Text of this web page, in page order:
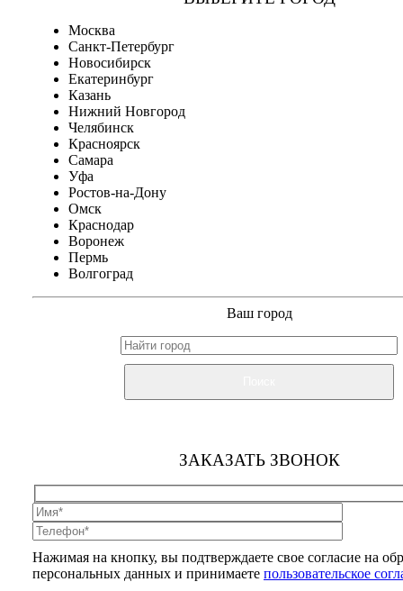
Москва
Санкт-Петербург
Новосибирск
Екатеринбург
Казань
Нижний Новгород
Челябинск
Красноярск
Самара
Уфа
Ростов-на-Дону
Омск
Краснодар
Воронеж
Пермь
Волгоград
Ваш город
ЗАКАЗАТЬ ЗВОНОК
Нажимая на кнопку, вы подтверждаете свое согласие на
персональных данных и принимаете пользовательское